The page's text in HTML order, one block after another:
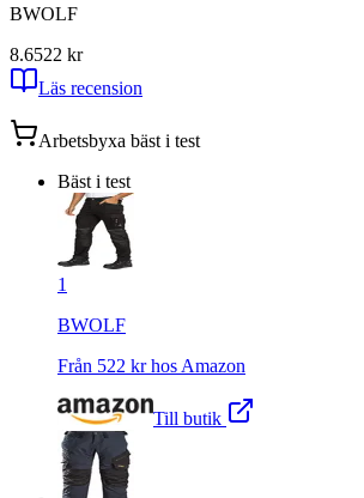
BWOLF
8.6522 kr
Läs recension
Arbetsbyxa bäst i test
Bäst i test
1
BWOLF
Från 522 kr hos Amazon
Till butik